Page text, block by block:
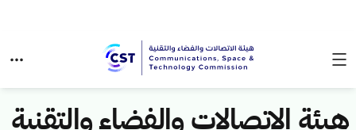
هيئة الاتصالات والفضاء والتقنية